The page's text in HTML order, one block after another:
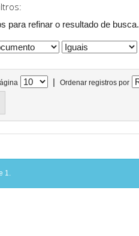
para refinar o resultado de busca.
| Ordenar registros por
1.